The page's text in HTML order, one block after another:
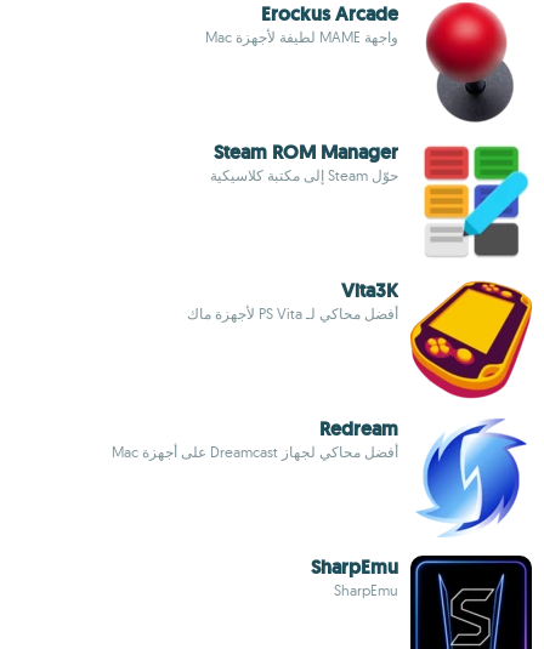
Erockus Arcade
واجهة MAME لطيفة لأجهزة Mac
Steam ROM Manager
حوّل Steam إلى مكتبة كلاسيكية
Vita3K
أفضل محاكي لـ PS Vita لأجهزة ماك
Redream
أفضل محاكي لجهاز Dreamcast على أجهزة Mac
SharpEmu
SharpEmu